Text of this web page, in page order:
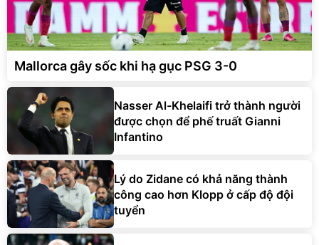
Mallorca gây sốc khi hạ gục PSG 3-0
Nasser Al-Khelaifi trở thành người
được chọn để phế truất Gianni
Infantino
Lý do Zidane có khả năng thành
công cao hơn Klopp ở cấp độ đội
tuyển